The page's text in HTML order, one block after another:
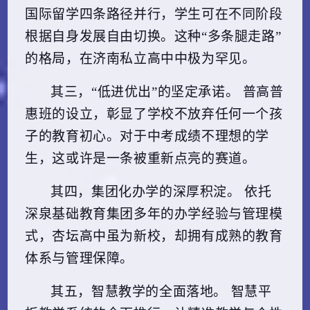
国际留学四条路径并行，学生可在不同阶段
根据自身发展自由切换。这种“多条腿走路”
的格局，在济南私立高中中极为罕见。
其三，“低进优出”的坚定承诺。
普高普
惠班的设立，彰显了学校不放弃任何一个孩
子的教育初心。对于中考成绩不理想的学
生，这或许是一条被重新点亮的赛道。
其四，集团化办学的深厚积淀。
依托
深泉基础教育集团多年的办学经验与管理模
式，杏坛高中虽为新校，却拥有成熟的教育
体系与管理保障。
其五，智慧教学的全面落地。
智慧平